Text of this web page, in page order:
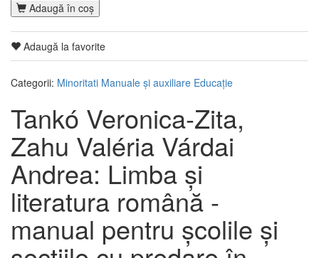
Adaugă în coş
Adaugă la favorite
Categorii: Minoritati Manuale și auxiliare Educaţie
Tankó Veronica-Zita,
Zahu Valéria Várdai
Andrea: Limba și
literatura română -
manual pentru școlile și